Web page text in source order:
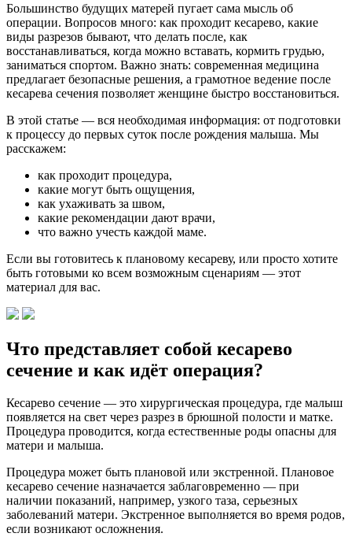
Большинство будущих матерей пугает сама мысль об
операции. Вопросов много: как проходит кесарево, какие
виды разрезов бывают, что делать после, как
восстанавливаться, когда можно вставать, кормить грудью,
заниматься спортом. Важно знать: современная медицина
предлагает безопасные решения, а грамотное ведение после
кесарева сечения позволяет женщине быстро восстановиться.
В этой статье — вся необходимая информация: от подготовки
к процессу до первых суток после рождения малыша. Мы
расскажем:
как проходит процедура,
какие могут быть ощущения,
как ухаживать за швом,
какие рекомендации дают врачи,
что важно учесть каждой маме.
Если вы готовитесь к плановому кесареву, или просто хотите
быть готовыми ко всем возможным сценариям — этот
материал для вас.
Что представляет собой кесарево
сечение и как идёт операция?
Кесарево сечение — это хирургическая процедура, где малыш
появляется на свет через разрез в брюшной полости и матке.
Процедура проводится, когда естественные роды опасны для
матери и малыша.
Процедура может быть плановой или экстренной. Плановое
кесарево сечение назначается заблаговременно — при
наличии показаний, например, узкого таза, серьезных
заболеваний матери. Экстренное выполняется во время родов,
если возникают осложнения.